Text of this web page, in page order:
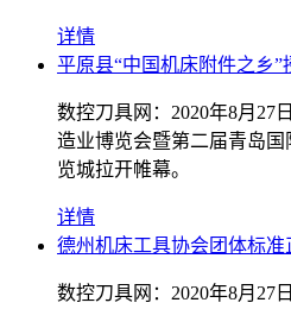
详情
平原县“中国机床附件之乡
数控刀具网：2020年8月27
造业博览会暨第二届青岛
览城拉开帷幕。
详情
德州机床工具协会团体标准
数控刀具网：2020年8月27